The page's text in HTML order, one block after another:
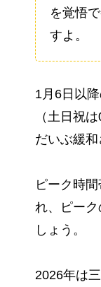
を覚悟
すよ。
1月6日以
（土日祝
だいぶ緩和
ピーク時
れ、ピー
しょう。
2026年は